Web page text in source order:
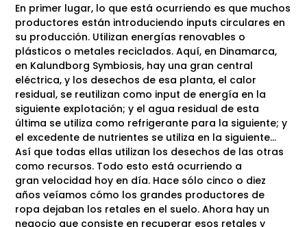
En primer lugar, lo que está ocurriendo es que muchos
productores están introduciendo inputs circulares en
su producción. Utilizan energías renovables o
plásticos o metales reciclados. Aquí, en Dinamarca,
en Kalundborg Symbiosis, hay una gran central
eléctrica, y los desechos de esa planta, el calor
residual, se reutilizan como input de energía en la
siguiente explotación; y el agua residual de esta
última se utiliza como refrigerante para la siguiente; y
el excedente de nutrientes se utiliza en la siguiente…
Así que todas ellas utilizan los desechos de las otras
como recursos. Todo esto está ocurriendo a
gran velocidad hoy en día. Hace sólo cinco o diez
años veíamos cómo los grandes productores de
ropa dejaban los retales en el suelo. Ahora hay un
negocio que consiste en recuperar esos retales y